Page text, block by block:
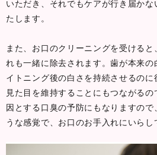
いただき、それでもケアが行き届か
たします。
また、お口のクリーニングを受ける
れも一緒に除去されます。歯が本来
イトニング後の白さを持続させるの
見た目を維持することにもつながる
因とする口臭の予防にもなりますので
うな感覚で、お口のお手入れにいらし